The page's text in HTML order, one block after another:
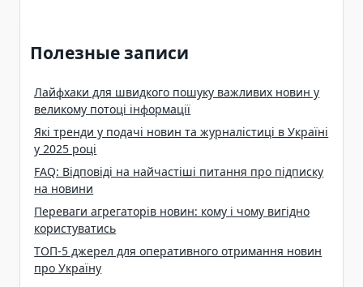
Полезные записи
Лайфхаки для швидкого пошуку важливих новин у
великому потоці інформації
Які тренди у подачі новин та журналістиці в Україні
у 2025 році
FAQ: Відповіді на найчастіші питання про підписку
на новини
Переваги агрегаторів новин: кому і чому вигідно
користуватись
ТОП-5 джерел для оперативного отримання новин
про Україну